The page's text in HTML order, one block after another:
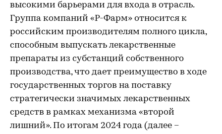
высокими барьерами для входа в отрасль.
Группа компаний «Р-Фарм» относится к
российским производителям полного цикла,
способным выпускать лекарственные
препараты из субстанций собственного
производства, что дает преимущество в ходе
государственных торгов на поставку
стратегически значимых лекарственных
средств в рамках механизма «второй
лишний». По итогам 2024 года (далее –